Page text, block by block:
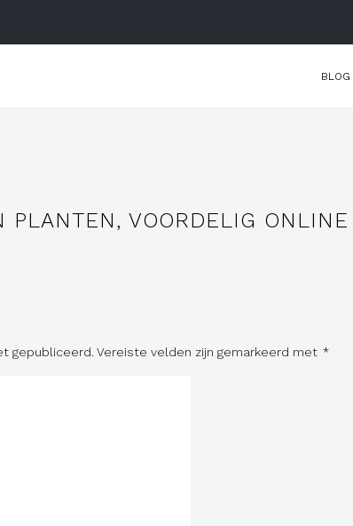
BLOG
PLANTEN, VOORDELIG ONLINE
gepubliceerd. Vereiste velden zijn gemarkeerd met *